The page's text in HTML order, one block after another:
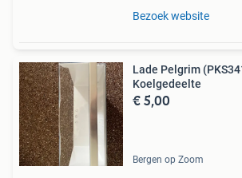
Bezoek website
Lade Pelgrim
Koelgedeelte
€ 5,00
Bergen op Zoom